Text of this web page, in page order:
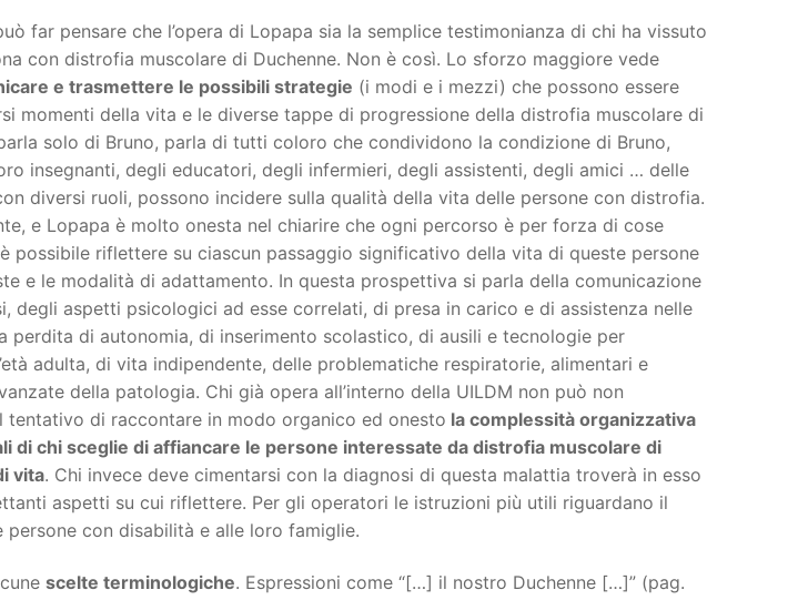
far pensare che l’opera di Lopapa sia la semplice testimonianza di chi ha vissuto
con distrofia muscolare di Duchenne. Non è così. Lo sforzo maggiore vede
e trasmettere le possibili strategie (i modi e i mezzi) che possono essere
momenti della vita e le diverse tappe di progressione della distrofia muscolare di
solo di Bruno, parla di tutti coloro che condividono la condizione di Bruno,
insegnanti, degli educatori, degli infermieri, degli assistenti, degli amici … delle
diversi ruoli, possono incidere sulla qualità della vita delle persone con distrofia.
e Lopapa è molto onesta nel chiarire che ogni percorso è per forza di cose
possibile riflettere su ciascun passaggio significativo della vita di queste persone
e le modalità di adattamento. In questa prospettiva si parla della comunicazione
degli aspetti psicologici ad esse correlati, di presa in carico e di assistenza nelle
perdita di autonomia, di inserimento scolastico, di ausili e tecnologie per
adulta, di vita indipendente, delle problematiche respiratorie, alimentari e
della patologia. Chi già opera all’interno della UILDM non può non
tentativo di raccontare in modo organico ed onesto la complessità organizzativa
di chi sceglie di affiancare le persone interessate da distrofia muscolare di
vita. Chi invece deve cimentarsi con la diagnosi di questa malattia troverà in esso
aspetti su cui riflettere. Per gli operatori le istruzioni più utili riguardano il
con disabilità e alle loro famiglie.
scelte terminologiche. Espressioni come “[…] il nostro Duchenne […]” (pag.